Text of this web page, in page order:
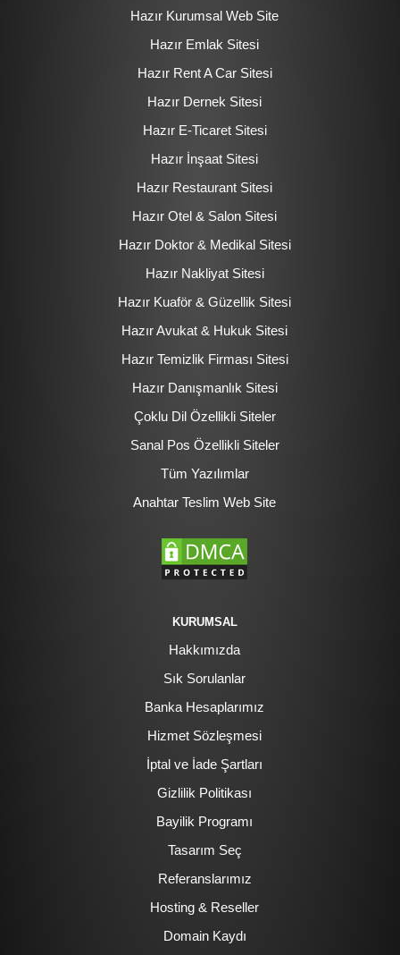
Hazır Kurumsal Web Site
Hazır Emlak Sitesi
Hazır Rent A Car Sitesi
Hazır Dernek Sitesi
Hazır E-Ticaret Sitesi
Hazır İnşaat Sitesi
Hazır Restaurant Sitesi
Hazır Otel & Salon Sitesi
Hazır Doktor & Medikal Sitesi
Hazır Nakliyat Sitesi
Hazır Kuaför & Güzellik Sitesi
Hazır Avukat & Hukuk Sitesi
Hazır Temizlik Firması Sitesi
Hazır Danışmanlık Sitesi
Çoklu Dil Özellikli Siteler
Sanal Pos Özellikli Siteler
Tüm Yazılımlar
Anahtar Teslim Web Site
KURUMSAL
Hakkımızda
Sık Sorulanlar
Banka Hesaplarımız
Hizmet Sözleşmesi
İptal ve İade Şartları
Gizlilik Politikası
Bayilik Programı
Tasarım Seç
Referanslarımız
Hosting & Reseller
Domain Kaydı